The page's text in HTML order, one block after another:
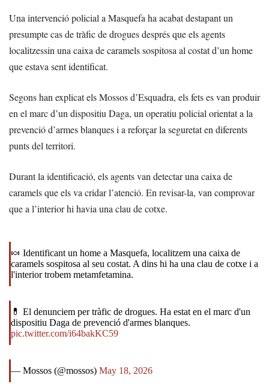
Una intervenció policial a Masquefa ha acabat destapant un
presumpte cas de tràfic de drogues després que els agents
localitzessin una caixa de caramels sospitosa al costat d’un home
que estava sent identificat.
Segons han explicat els Mossos d’Esquadra, els fets es van produir
en el marc d’un dispositiu Daga, un operatiu policial orientat a la
prevenció d’armes blanques i a reforçar la seguretat en diferents
punts del territori.
Durant la identificació, els agents van detectar una caixa de
caramels que els va cridar l’atenció. En revisar-la, van comprovar
que a l’interior hi havia una clau de cotxe.
🍬 Identificant un home a Masquefa, localitzem una caixa de
caramels sospitosa al seu costat. A dins hi ha una clau de cotxe i a
l'interior trobem metamfetamina.
💊 El denunciem per tràfic de drogues. Ha estat en el marc d'un
dispositiu Daga de prevenció d'armes blanques.
pic.twitter.com/i64bakKC59
— Mossos (@mossos) May 18, 2026